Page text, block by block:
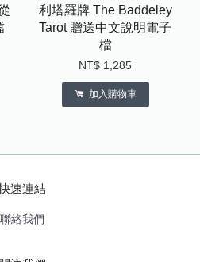
利塔羅牌 The Baddeley
Tarot 贈送中文說明電子
檔
NT$ 1,285
加入購物車
速連結
聯絡我們